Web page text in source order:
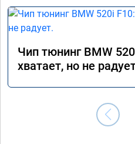
Чип тюнинг BMW
хватает, но не